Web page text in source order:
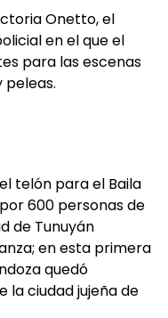
Onetto, el
en el que el
para las escenas
peleas.
telón para el Baila
600 personas de
de Tunuyán
en esta primera
quedó
la ciudad jujeña de